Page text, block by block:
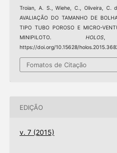
Troian, A. S., Wiehe, C., Oliveira, C.
AVALIAÇÃO DO TAMANHO DE
TIPO TUBO POROSO E MICRO-
MINIPILOTO. HOLOS
https://doi.org/10.15628/
Fomatos de Citação
EDIÇÃO
v. 7 (2015)